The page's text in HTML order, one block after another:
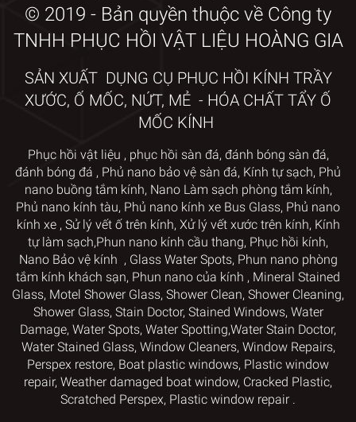
© 2019 - Bản quyền thuộc về Công ty
TNHH PHỤC HỒI VẬT LIỆU HOÀNG GIA
SẢN XUẤT DỤNG CỤ PHỤC HỒI KÍNH TRẦY
XƯỚC, Ố MỐC, NỨT, MẺ - HÓA CHẤT TẨY Ố
MỐC KÍNH
Phục hồi vật liệu , phục hồi sàn đá, đánh bóng sàn đá,
đánh bóng đá , Phủ nano bảo vệ sàn đá, Kính tự sạch, Phủ
nano buồng tắm kính, Nano Làm sạch phòng tắm kính,
Phủ nano kính tàu, Phủ nano kính xe Bus Glass, Phủ nano
kính xe, Sử lý vết ố trên kính, Xử lý vết xước trên kính, Kính
tự làm sạch,Phun nano kính cầu thang, Phục hồi kính,
Nano Bảo vệ kính , Glass Water Spots, Phun nano phòng
tắm kính khách sạn, Phun nano của kính , Mineral Stained
Glass, Motel Shower Glass, Shower Clean, Shower Cleaning,
Shower Glass, Stain Doctor, Stained Windows, Water
Damage, Water Spots, Water Spotting,Water Stain Doctor,
Water Stained Glass, Window Cleaners, Window Repairs,
Perspex restore, Boat plastic windows, Plastic window
repair, Weather damaged boat window, Cracked Plastic,
Scratched Perspex, Plastic window repair